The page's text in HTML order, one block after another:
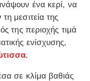
ένα κερί, να
μεσιτεία της
της περιοχής τιμά
ενίσχυσης,
.
σε κλίμα βαθιάς